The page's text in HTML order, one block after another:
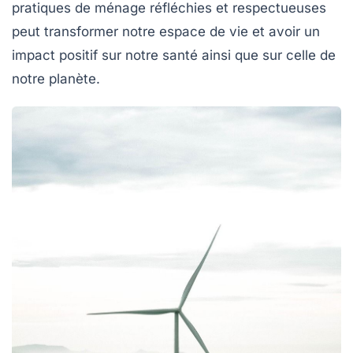
pratiques de ménage réfléchies et respectueuses
peut transformer notre espace de vie et avoir un
impact positif sur notre santé ainsi que sur celle de
notre planète.